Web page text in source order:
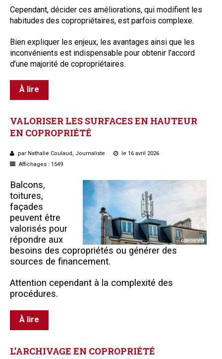
Cependant, décider ces améliorations, qui modifient les
habitudes des copropriétaires, est parfois complexe.
Bien expliquer les enjeux, les avantages ainsi que les
inconvénients est indispensable pour obtenir l’accord
d’une majorité de copropriétaires.
À lire
VALORISER LES SURFACESEN HAUTEUR
EN COPROPRIÉTÉ
par Nathalie Coulaud, Journaliste
le 16 avril 2026
Affichages : 1549
Balcons,
toitures,
façades
peuvent être
valorisés pour
répondre aux
besoins des copropriétés ou générer des
sources de financement.
Attention cependant à la complexité des
procédures.
À lire
L’ARCHIVAGE EN COPROPRIÉTÉ